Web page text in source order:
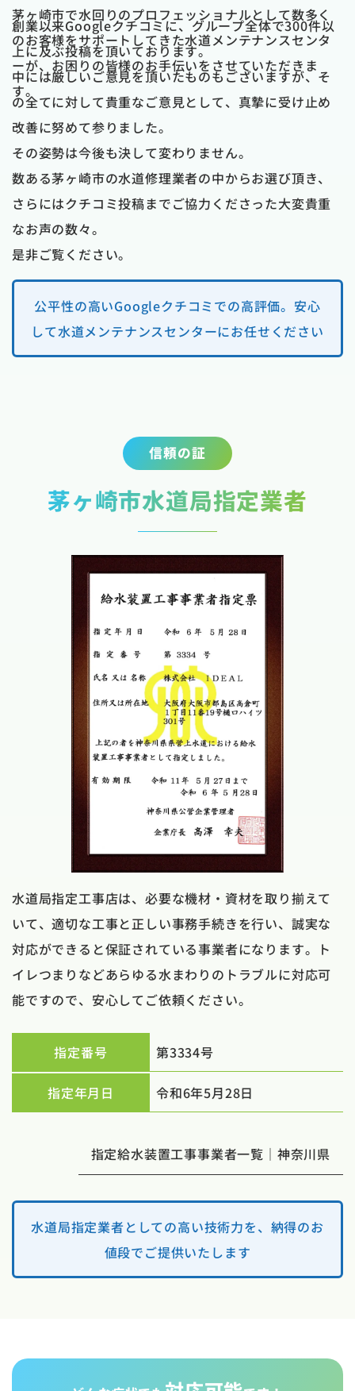
茅ヶ崎市で水回りのプロフェッショナルとして数多く
のお客様をサポートしてきた水道メンテナンスセンタ
ーが、お困りの皆様のお手伝いをさせていただきま
す。
創業以来Googleクチコミに、グループ全体で300件以
上に及ぶ投稿を頂いております。
中には厳しいご意見を頂いたものもございますが、そ
の全てに対して貴重なご意見として、真摯に受け止め
改善に努めて参りました。
その姿勢は今後も決して変わりません。
数ある茅ヶ崎市の水道修理業者の中からお選び頂き、
さらにはクチコミ投稿までご協力くださった大変貴重
なお声の数々。
是非ご覧ください。
公平性の高いGoogleクチコミでの高評価。安心
して水道メンテナンスセンターにお任せください
信頼の証
茅ヶ崎市水道局指定業者
水道局指定工事店は、必要な機材・資材を取り揃えて
いて、適切な工事と正しい事務手続きを行い、誠実な
対応ができると保証されている事業者になります。ト
イレつまりなどあらゆる水まわりのトラブルに対応可
能ですので、安心してご依頼ください。
指定番号 第3334号
指定年月日 令和6年5月28日
指定給水装置工事事業者一覧｜神奈川県
水道局指定業者としての高い技術力を、納得のお
値段でご提供いたします